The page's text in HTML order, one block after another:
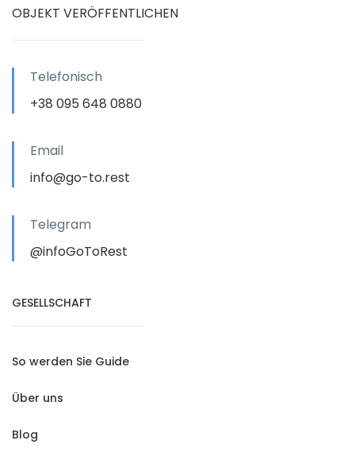
OBJEKT VERÖFFENTLICHEN
Telefonisch
+38 095 648 0880
Email
info@go-to.rest
Telegram
@infoGoToRest
GESELLSCHAFT
So werden Sie Guide
Über uns
Blog